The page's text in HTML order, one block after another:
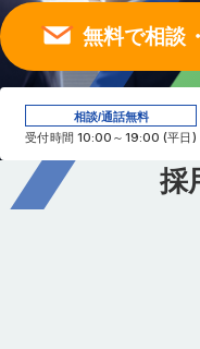
無料で相談
相談/通話無料
受付時間 10:00～19:00 (平日)
採